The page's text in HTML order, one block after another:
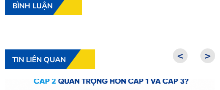
BÌNH LUẬN
TIN LIÊN QUAN < >